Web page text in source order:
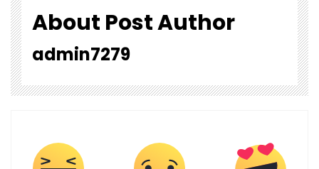
About Post Author
admin7279